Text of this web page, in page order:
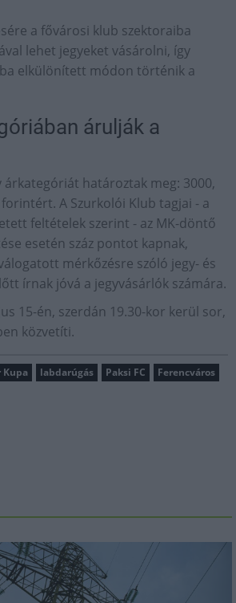
a fővárosi klub szektoraiba
lehet jegyeket vásárolni, így
elkülönített módon történik a
árulják a
árkategóriát határoztak meg: 3000,
forintért. A Szurkolói Klub tagjai - a
feltételek szerint - az MK-döntő
esetén száz pontot kapnak,
mérkőzésre szóló jegy- és
írnak jóvá a jegyvásárlók számára.
15-én, szerdán 19.30-kor kerül sor,
közvetíti.
Kupa labdarúgás Paksi FC
Ferencváros